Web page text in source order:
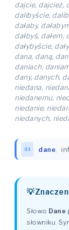
dajcie, dajcież,
dalibyście,
dałaby,
dałbyś, dałem,
dałybyście,
dana, daną,
daniach,
dany, danych,
niedana,
niedanemu,
niedanie,
niedanych,
01 dane
Słowo Dane
słowniku.